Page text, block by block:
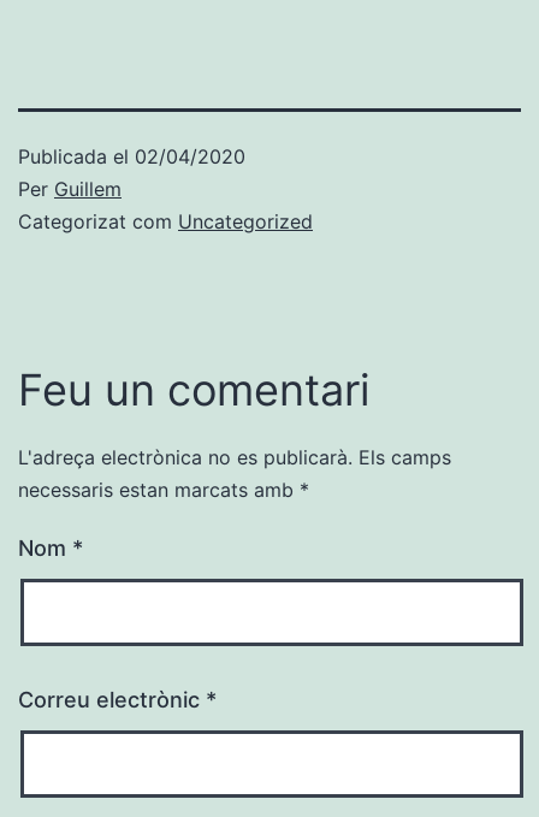
Publicada el 02/04/2020
Per Guillem
Categorizat com Uncategorized
Feu un comentari
L'adreça electrònica no es publicarà. Els camps
necessaris estan marcats amb *
Nom *
Correu electrònic *